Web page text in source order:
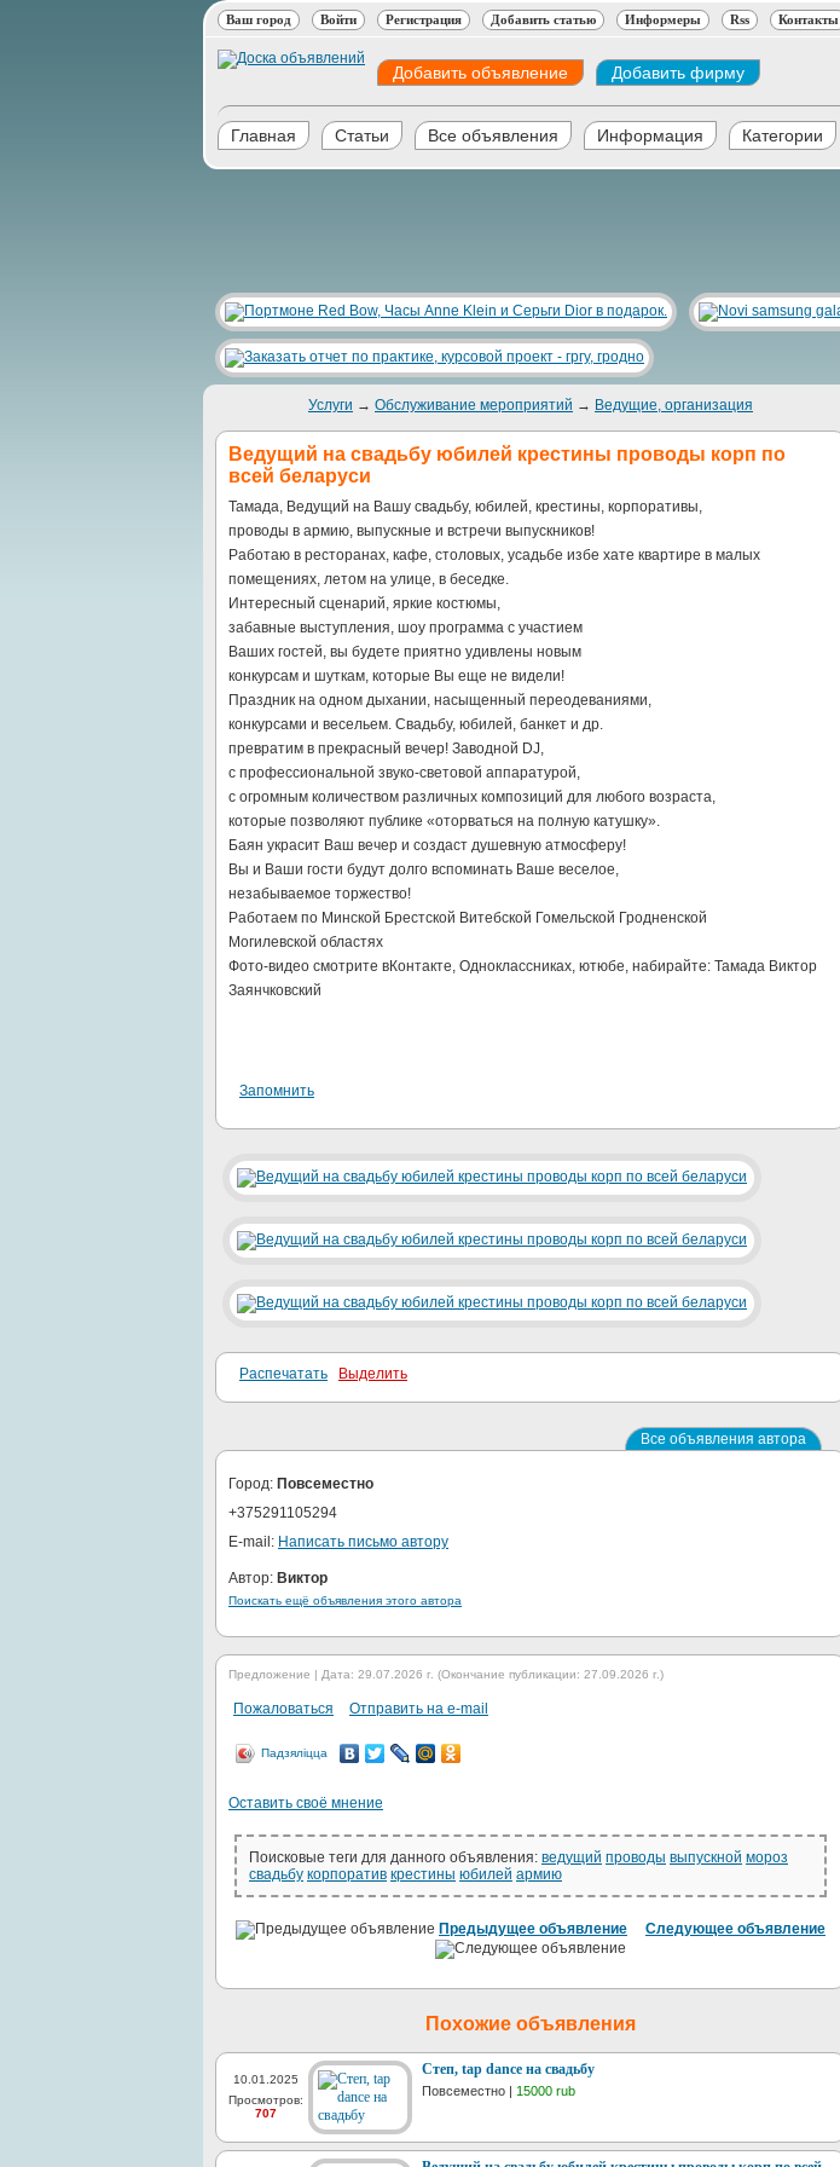
Ваш город Войти Регистрация Добавить статью Информеры Rss Контакты
Добавить объявление Добавить фирму
Главная Статьи Все объявления Информация Категории
Услуги → Обслуживание мероприятий → Ведущие, организация
Ведущий на свадьбу юбилей крестины проводы корп по
всей беларуси
Тамада, Ведущий на Вашу свадьбу, юбилей, крестины, корпоративы,
проводы в армию, выпускные и встречи выпускников!
Работаю в ресторанах, кафе, столовых, усадьбе избе хате квартире в малых
помещениях, летом на улице, в беседке.
Интересный сценарий, яркие костюмы,
забавные выступления, шоу программа с участием
Ваших гостей, вы будете приятно удивлены новым
конкурсам и шуткам, которые Вы еще не видели!
Праздник на одном дыхании, насыщенный переодеваниями,
конкурсами и весельем. Свадьбу, юбилей, банкет и др.
превратим в прекрасный вечер! Заводной DJ,
с профессиональной звуко-световой аппаратурой,
с огромным количеством различных композиций для любого возраста,
которые позволяют публике «оторваться на полную катушку».
Баян украсит Ваш вечер и создаст душевную атмосферу!
Вы и Ваши гости будут долго вспоминать Ваше веселое,
незабываемое торжество!
Работаем по Минской Брестской Витебской Гомельской Гродненской
Могилевской областях
Фото-видео смотрите вКонтакте, Одноклассниках, ютюбе, набирайте: Тамада Виктор
Заянчковский
Запомнить
Распечатать Выделить
Все объявления автора
Город: Повсеместно
+375291105294
E-mail: Написать письмо автору
Автор: Виктор
Поискать ещё объявления этого автора
Предложение | Дата: 29.07.2026 г. (Окончание публикации: 27.09.2026 г.)
Пожаловаться Отправить на e-mail
Падзяліцца
Оставить своё мнение
Поисковые теги для данного объявления: ведущий проводы выпускной мороз
свадьбу корпоратив крестины юбилей армию
Предыдущее объявление Следующее объявление
Похожие объявления
10.01.2025
Просмотров:
707
Степ, tap dance на свадьбу
Повсеместно | 15000 rub